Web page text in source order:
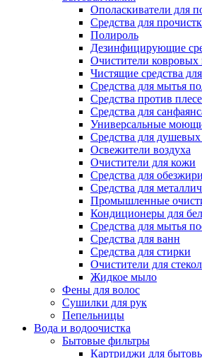
Ополаскиватели для
Средства для
Полироль
Дезинфицирующие
Очистители
Чистящие средства
Средства для мытья
Средства против
Средства для
Универсальные
Средства для
Освежители воздуха
Очистители для кожи
Средства для
Средства для
Промышленные
Кондиционеры для
Средства для мытья
Средства для ванн
Средства для стирки
Очистители для стекол
Жидкое мыло
Фены для волос
Сушилки для рук
Пепельницы
Вода и водоочистка
Бытовые фильтры
Картриджи для